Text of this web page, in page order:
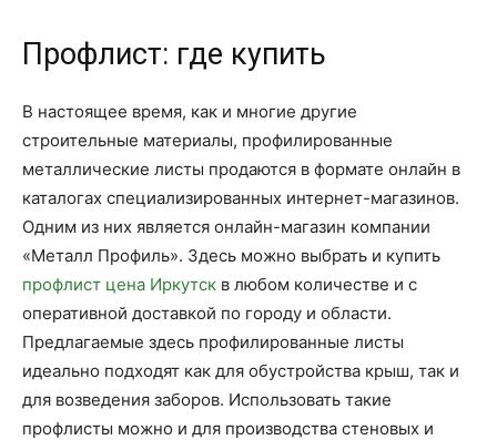
Профлист: где купить
В настоящее время, как и многие другие
строительные материалы, профилированные
металлические листы продаются в формате онлайн в
каталогах специализированных интернет-магазинов.
Одним из них является онлайн-магазин компании
«Металл Профиль». Здесь можно выбрать и купить
профлист цена Иркутск в любом количестве и с
оперативной доставкой по городу и области.
Предлагаемые здесь профилированные листы
идеально подходят как для обустройства крыш, так и
для возведения заборов. Использовать такие
профлисты можно и для производства стеновых и